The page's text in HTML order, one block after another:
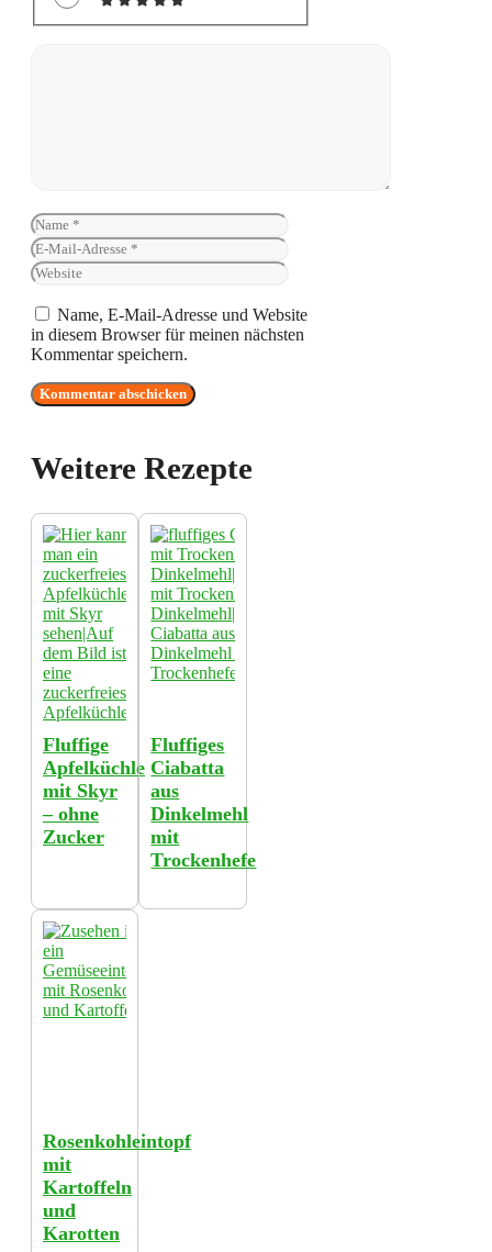
Name
Name, E-Mail-Adresse und Website
in diesem Browser für meinen nächsten
Kommentar speichern.
Weitere Rezepte
Fluffige
Apfelküchle
mit Skyr
– ohne
Zucker
Fluffiges
Ciabatta
aus
Dinkelmehl
mit
Trockenhefe
Rosenkohleintopf
mit
Kartoffeln
und
Karotten